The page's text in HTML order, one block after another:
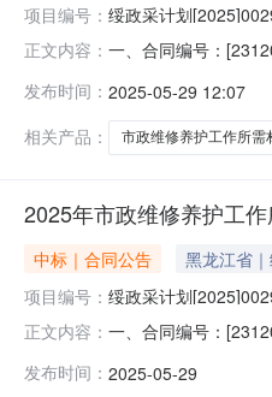
项目编号： 绥政采计划
正文内容： 一、合同编号：
建材经销处地址：黑
发布时间： 2025-05-29 12:07
相关产品：
市政维修养护工作所需
2025年市政维修养护工
中标｜合同公告 黑龙江省
项目编号： 绥政采计划
正文内容： 一、合同编号：
区信财建材经销处地
发布时间： 2025-05-29